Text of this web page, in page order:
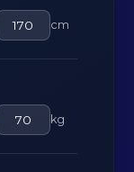
cm
kg